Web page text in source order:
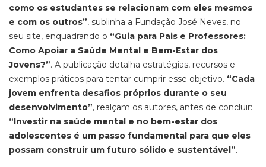
como os estudantes se relacionam com eles mesmos
e com os outros”, sublinha a Fundação José Neves, no
seu site, enquadrando o “Guia para Pais e Professores:
Como Apoiar a Saúde Mental e Bem-Estar dos
Jovens?”. A publicação detalha estratégias, recursos e
exemplos práticos para tentar cumprir esse objetivo. “Cada
jovem enfrenta desafios próprios durante o seu
desenvolvimento”, realçam os autores, antes de concluir:
“Investir na saúde mental e no bem-estar dos
adolescentes é um passo fundamental para que eles
possam construir um futuro sólido e sustentável”.